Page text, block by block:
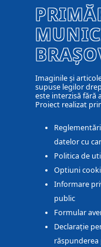
Imaginile și
supuse legilor
este interzisă fără
Proiect realizat
datelor cu
Politica de
Optiuni
Informare
public
Formular
Declarație